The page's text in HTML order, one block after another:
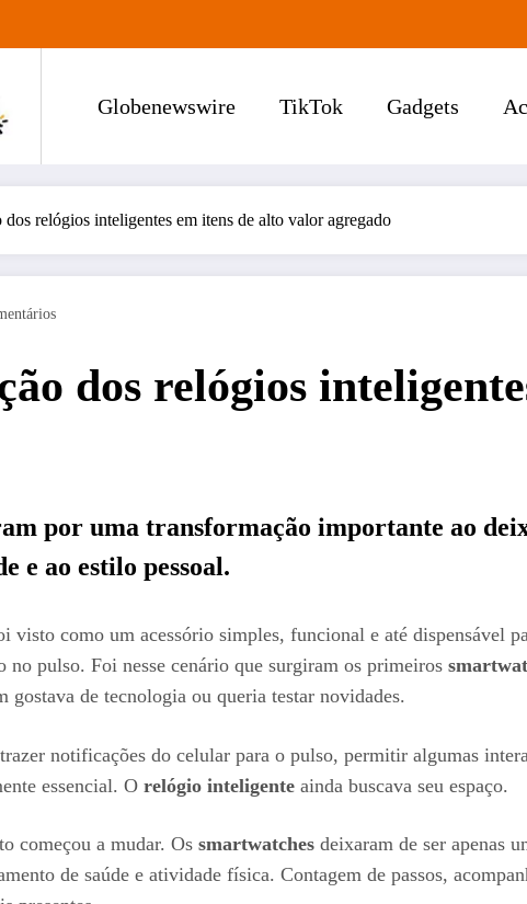
Globenewswire TikTok Gadgets
dos relógios inteligentes em itens de alto valor agregado
dos relógios
por uma transformação importante ao
e ao estilo pessoal.
como um acessório simples, funcional e até dispensável
pulso. Foi nesse cenário que surgiram os primeiros
gostava de tecnologia ou queria testar novidades.
notificações do celular para o pulso, permitir algumas
essencial. O relógio inteligente ainda buscava seu espaço.
começou a mudar. Os smartwatches deixaram de ser apenas
de saúde e atividade física. Contagem de passos,